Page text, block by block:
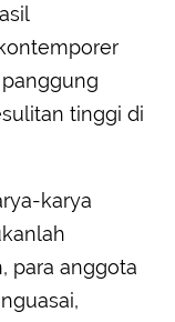
tinggi di
karya
para anggota